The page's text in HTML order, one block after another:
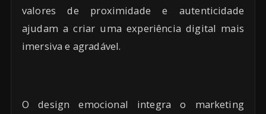
valores de proximidade e autenticidade
ajudam a criar uma experiência digital mais
imersiva e agradável.
O design emocional integra o marketing